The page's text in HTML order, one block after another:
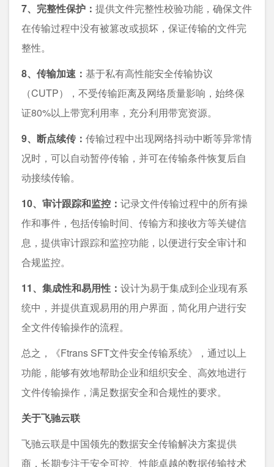
7、完整性保护： 提供文件完整性校验功能，确保文件
在传输过程中没有被篡改或损坏，保证传输的文件完
整性。
8、传输加速： 基于私有高性能安全传输协议
（CUTP），不受传输距离及网络质量影响，始终保
证80%以上带宽利用率，充分利用带宽资源。
9、断点续传： 传输过程中出现网络抖动中断等异常情
况时，可以自动暂停传输，并可在传输条件恢复后自
动接续传输。
10、审计跟踪和监控： 记录文件传输过程中的所有操
作和事件，包括传输时间、传输方和接收方等关键信
息，提供审计跟踪和监控功能，以便进行安全审计和
合规监控。
11、集成性和易用性： 设计为易于集成到企业现有系
统中，并提供直观易用的用户界面，简化用户进行安
全文件传输操作的流程。
总之，《Ftrans SFT文件安全传输系统》，通过以上
功能，能够有效地帮助企业和组织安全、高效地进行
文件传输操作，满足数据安全和合规性的要求。
关于飞驰云联
飞驰云联是中国领先的数据安全传输解决方案提供
商，长期专注于安全可控、性能卓越的数据传输技术